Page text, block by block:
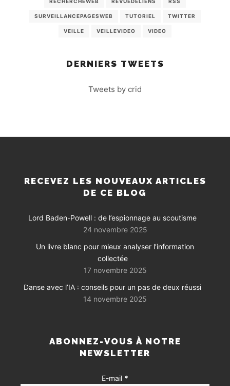
SURVEILLANCEPAGESWEB TUTORIEL TWITTER
VEILLE VEILLEVIDEO VIDEO
DERNIERS TWEETS
Tweets by crid
RECEVEZ LES NOUVEAUX ARTICLES
DE CE BLOG
Lord Baden-Powell : de l’espionnage au scoutisme
24 novembre 2025
Un livre blanc pour mieux analyser l’information
collectée
17 novembre 2025
Danse avec l’IA : conseils pour un pas de deux réussi
14 novembre 2025
ABONNEZ-VOUS À NOTRE
NEWSLETTER
E-mail *